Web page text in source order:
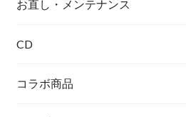
ダイヤモンド
お直し・メンテナンス
CD
コラボ商品